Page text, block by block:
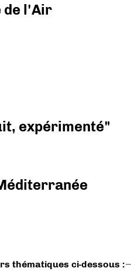
de l'Air
expérimenté"
thématiques ci-dessous :